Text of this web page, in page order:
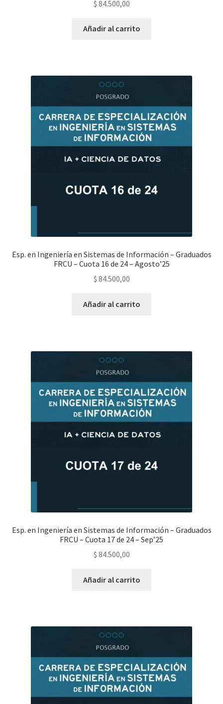
$ 84.500,00
Añadir al carrito
Esp. en Ingeniería en Sistemas de Información – Graduados
FRCU – Cuota 16 de 24 – Agosto’25
$ 84.500,00
Añadir al carrito
Esp. en Ingeniería en Sistemas de Información – Graduados
FRCU – Cuota 17 de 24 – Sep’25
$ 84.500,00
Añadir al carrito